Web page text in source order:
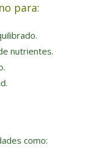
para:
nutrientes.
como: